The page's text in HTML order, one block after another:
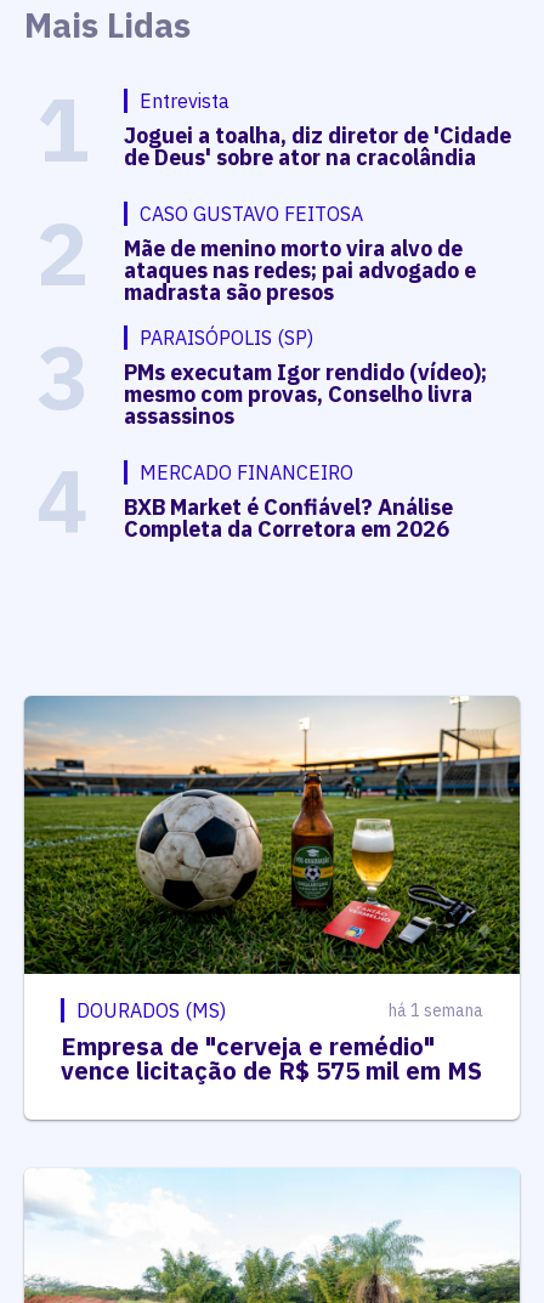
Mais Lidas
1 Entrevista
Joguei a toalha, diz diretor de 'Cidade
de Deus' sobre ator na cracolândia
2 CASO GUSTAVO FEITOSA
Mãe de menino morto vira alvo de
ataques nas redes; pai advogado e
madrasta são presos
3 PARAISÓPOLIS (SP)
PMs executam Igor rendido (vídeo);
mesmo com provas, Conselho livra
assassinos
4 MERCADO FINANCEIRO
BXB Market é Confiável? Análise
Completa da Corretora em 2026
DOURADOS (MS) há 1 semana
Empresa de "cerveja e remédio"
vence licitação de R$ 575 mil em MS